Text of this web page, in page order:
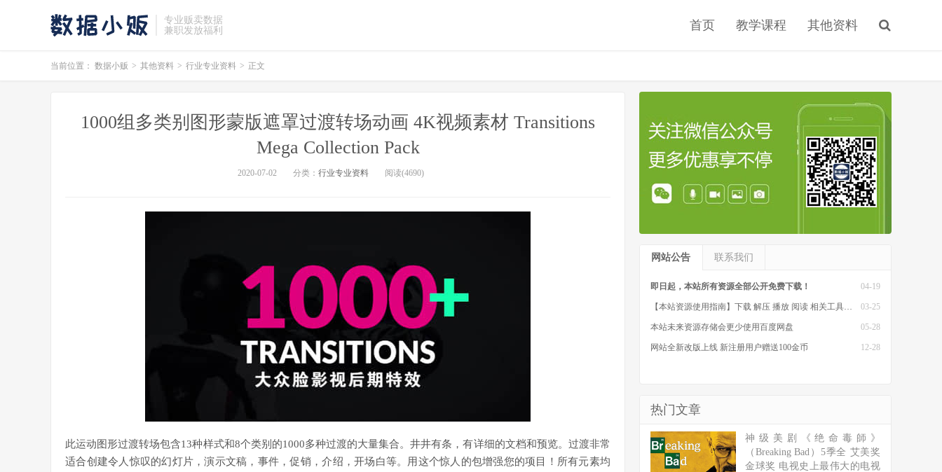
专业贩卖数据
兼职发放福利
首页 教学课程 其他资料
当前位置： 数据小贩 > 其他资料 > 行业专业资料 > 正文
1000组多类别图形蒙版遮罩过渡转场动画 4K视频素材 Transitions
Mega Collection Pack
2020-07-02 分类： 行业专业资料 阅读(4690)
此运动图形过渡转场包含13种样式和8个类别的1000多种过渡的大量集合。井井有条，有详细的文档和预览。过渡非常
适合创建令人惊叹的幻灯片，演示文稿，事件，促销，介绍，开场白等。用这个惊人的包增强您的项目！所有元素均
网站公告 联系我们
04-19
即日起，本站所有资源全部公开免费下载！
03-25
【本站资源使用指南】下载 解压 播放 阅读 相关工具软件
05-28
本站未来资源存储会更少使用百度网盘
12-28
网站全新改版上线 新注册用户赠送100金币
热门文章
神级美剧《绝命毒師》
（Breaking Bad）5季全 艾美奖
金球奖 电视史上最伟大的电视